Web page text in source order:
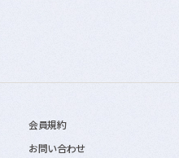
会員規約
お問い合わせ